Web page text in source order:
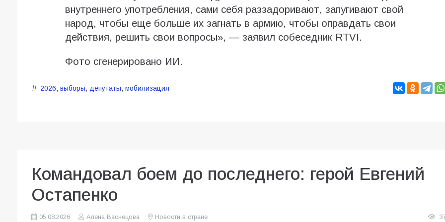
внутреннего употребления, сами себя раззадоривают, запугивают свой
народ, чтобы еще больше их загнать в армию, чтобы оправдать свои
действия, решить свои вопросы», — заявил собеседник RTVI.
Фото сгенерировано ИИ.
2026, выборы, депутаты, мобилизация
Командовал боем до последнего: герой Евгений
Остапенко
05.08.2026 Алена Васнецова Новости в стране